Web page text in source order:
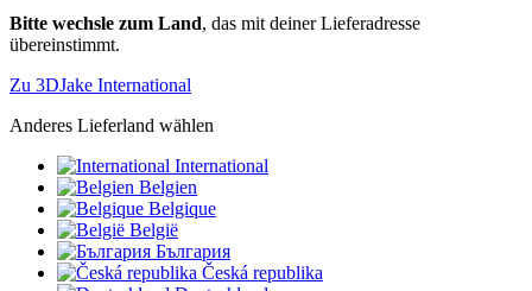
Bitte wechsle zum Land, das mit deiner Lieferadresse
übereinstimmt.
Zu 3DJake International
Anderes Lieferland wählen
International
Belgien
Belgique
België
България
Česká republika